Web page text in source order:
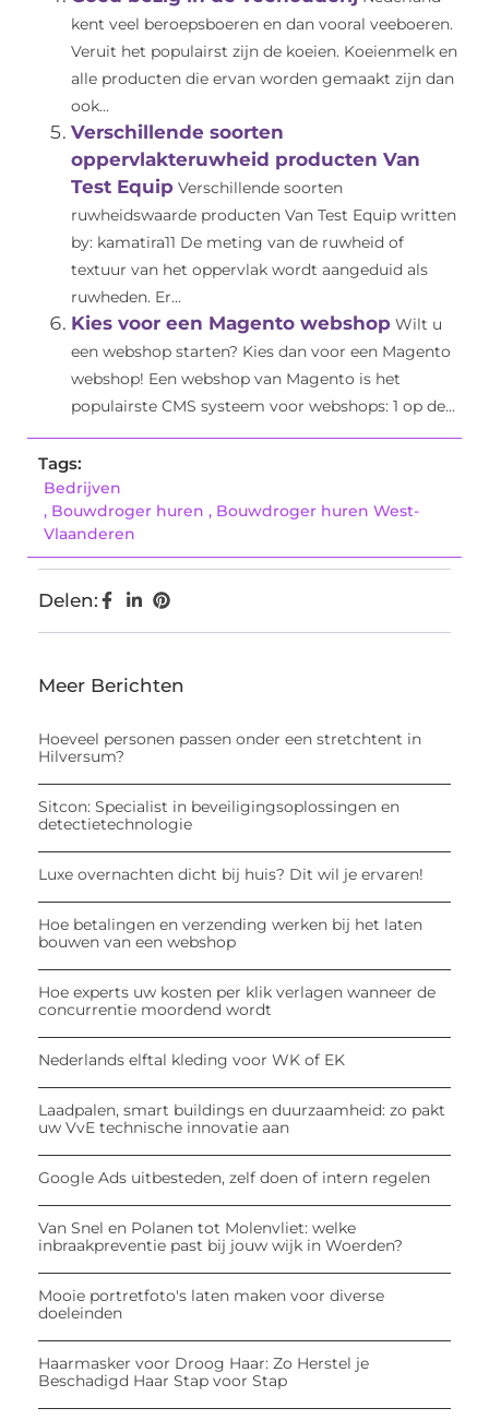
kent veel beroepsboeren en dan vooral veeboeren.
Veruit het populairst zijn de koeien. Koeienmelk en
alle producten die ervan worden gemaakt zijn dan
ook...
Verschillende soorten
oppervlakteruwheid producten Van
Test Equip Verschillende soorten
ruwheidswaarde producten Van Test Equip written
by: kamatira11 De meting van de ruwheid of
textuur van het oppervlak wordt aangeduid als
ruwheden. Er...
Kies voor een Magento webshop Wilt u
een webshop starten? Kies dan voor een Magento
webshop! Een webshop van Magento is het
populairste CMS systeem voor webshops: 1 op de...
Tags:
Bedrijven
, Bouwdroger huren , Bouwdroger huren West-
Vlaanderen
Delen:
Meer Berichten
Hoeveel personen passen onder een stretchtent in
Hilversum?
Sitcon: Specialist in beveiligingsoplossingen en
detectietechnologie
Luxe overnachten dicht bij huis? Dit wil je ervaren!
Hoe betalingen en verzending werken bij het laten
bouwen van een webshop
Hoe experts uw kosten per klik verlagen wanneer de
concurrentie moordend wordt
Nederlands elftal kleding voor WK of EK
Laadpalen, smart buildings en duurzaamheid: zo pakt
uw VvE technische innovatie aan
Google Ads uitbesteden, zelf doen of intern regelen
Van Snel en Polanen tot Molenvliet: welke
inbraakpreventie past bij jouw wijk in Woerden?
Mooie portretfoto's laten maken voor diverse
doeleinden
Haarmasker voor Droog Haar: Zo Herstel je
Beschadigd Haar Stap voor Stap